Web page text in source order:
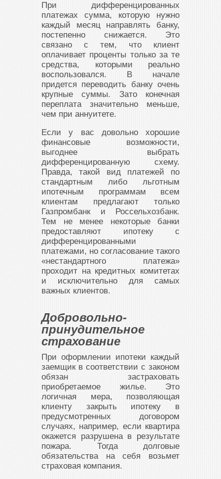
При дифференцированных
платежах сумма, которую нужно
каждый месяц направлять банку,
постепенно снижается. Это
связано с тем, что клиент
оплачивает проценты только за те
средства, которыми реально
воспользовался. В начале
придется переводить банку очень
крупные суммы. Зато конечная
переплата значительно меньше,
чем при аннуитете.
Если у вас довольно хорошие
финансовые возможности,
выгоднее выбрать
дифференцированную схему.
Правда, такой вид платежей по
стандартным либо льготным
ипотечным программам всем
клиентам предлагают только
Газпромбанк и Россельхозбанк.
Тем не менее некоторые банки
предоставляют ипотеку с
дифференцированными
платежами, но согласование такого
«нестандартного платежа»
проходит на кредитных комитетах
и исключительно для самых
важных клиентов.
Добровольно-
принудительное
страхование
При оформлении ипотеки каждый
заемщик в соответствии с законом
обязан застраховать
приобретаемое жилье. Это
логичная мера, позволяющая
клиенту закрыть ипотеку в
предусмотренных договором
случаях, например, если квартира
окажется разрушена в результате
пожара. Тогда долговые
обязательства на себя возьмет
страховая компания.